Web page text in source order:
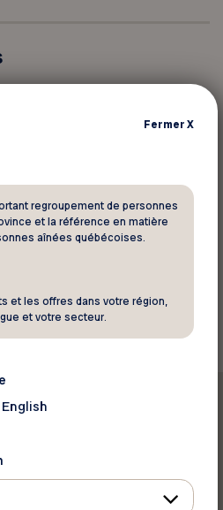
Royal Lepage
E #101
Retourner aux rabais
ce rabais
FermerX
regroupement de personnes
et la référence en matière
aînées québécoises.
et les offres dans votre région,
et votre secteur.
English